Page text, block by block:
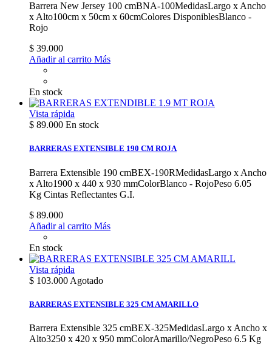
Barrera New Jersey 100 cmBNA-100MedidasLargo x Ancho
x Alto100cm x 50cm x 60cmColores DisponiblesBlanco -
Rojo
$ 39.000
Añadir al carrito Más
En stock
Vista rápida
$ 89.000 En stock
BARRERAS EXTENSIBLE 190 CM ROJA
Barrera Extensible 190 cmBEX-190RMedidasLargo x Ancho
x Alto1900 x 440 x 930 mmColorBlanco - RojoPeso 6.05
Kg Cintas Reflectantes G.I.
$ 89.000
Añadir al carrito Más
En stock
Vista rápida
$ 103.000 Agotado
BARRERAS EXTENSIBLE 325 CM AMARILLO
Barrera Extensible 325 cmBEX-325MedidasLargo x Ancho x
Alto3250 x 420 x 950 mmColorAmarillo/NegroPeso 6.5 Kg